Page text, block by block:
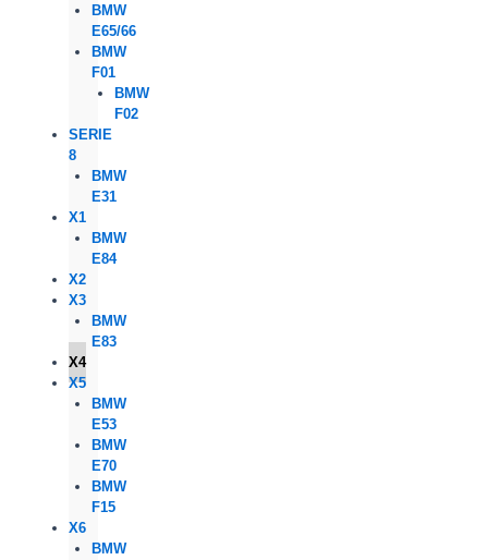
BMW
E65/66
BMW
F01
BMW
F02
SERIE
8
BMW
E31
X1
BMW
E84
X2
X3
BMW
E83
X4
X5
BMW
E53
BMW
E70
BMW
F15
X6
BMW